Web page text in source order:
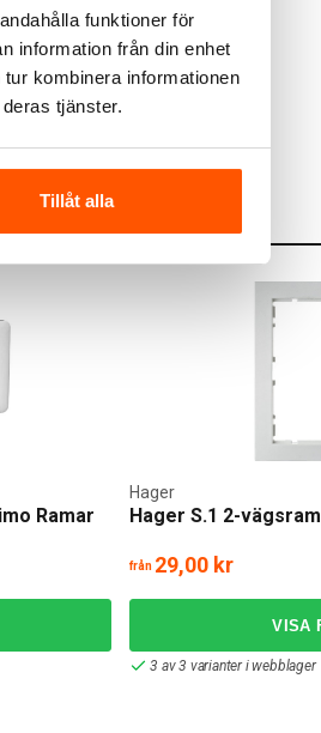
funktioner för
information från din enhet
kombinera informationen
tjänster.
Tillåt alla
Ramar Hager S.1 2-vägsram
Hager
från 29,00 kr
3 av 3 varianter i webblager